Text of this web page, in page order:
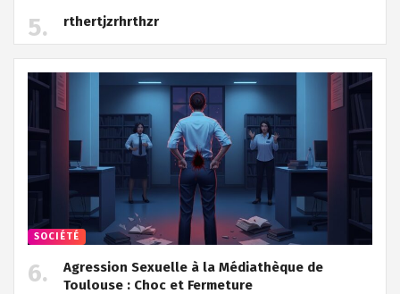
rthertjzrhrthzr
SOCIÉTÉ
Agression Sexuelle à la Médiathèque de
Toulouse : Choc et Fermeture